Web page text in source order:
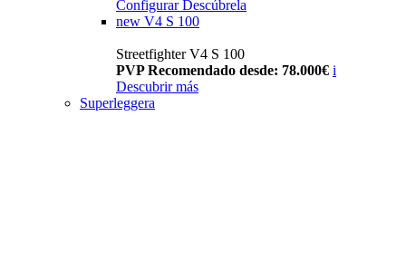
Configurar Descúbrela
new V4 S 100
Streetfighter V4 S 100
PVP Recomendado desde: 78.000€ i
Descubrir más
Superleggera